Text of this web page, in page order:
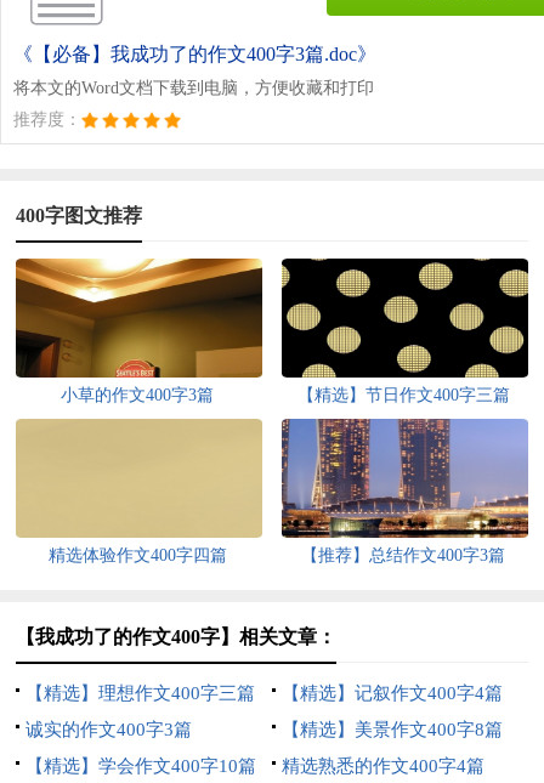
《【必备】我成功了的作文400字3篇.doc》
将本文的Word文档下载到电脑，方便收藏和打印
推荐度：
400字图文推荐
小草的作文400字3篇 【精选】节日作文400字三篇
精选体验作文400字四篇 【推荐】总结作文400字3篇
【我成功了的作文400字】相关文章：
【精选】理想作文400字三篇
【精选】记叙作文400字4篇
诚实的作文400字3篇
【精选】美景作文400字8篇
【精选】学会作文400字10篇
精选熟悉的作文400字4篇